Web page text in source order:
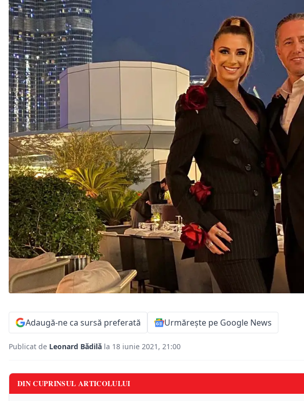
Adaugă-ne ca sursă preferată Urmărește pe Google News
Publicat de Leonard Bădilă la 18 iunie 2021, 21:00
DIN CUPRINSUL ARTICOLULUI